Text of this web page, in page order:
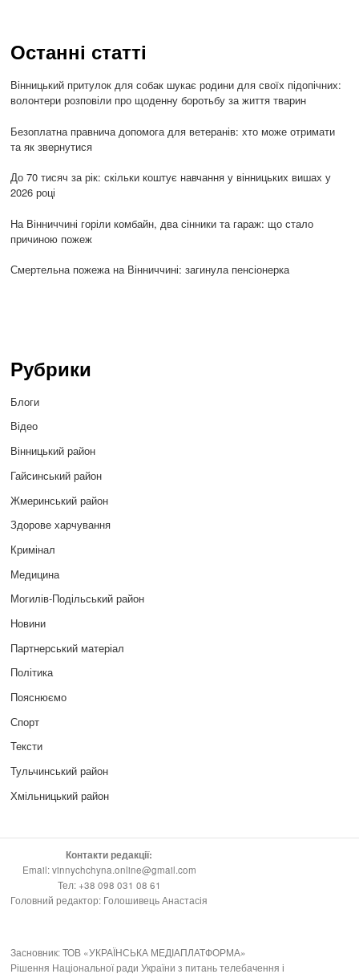
Останні статті
Вінницький притулок для собак шукає родини для своїх підопічних:
волонтери розповіли про щоденну боротьбу за життя тварин
Безоплатна правнича допомога для ветеранів: хто може отримати
та як звернутися
До 70 тисяч за рік: скільки коштує навчання у вінницьких вишах у
2026 році
На Вінниччині горіли комбайн, два сінники та гараж: що стало
причиною пожеж
Смертельна пожежа на Вінниччині: загинула пенсіонерка
Рубрики
Блоги
Відео
Вінницький район
Гайсинський район
Жмеринський район
Здорове харчування
Кримінал
Медицина
Могилів-Подільський район
Новини
Партнерський матеріал
Політика
Пояснюємо
Спорт
Тексти
Тульчинський район
Хмільницький район
Контакти редакції:
Email: vinnychchyna.online@gmail.com
Тел: +38 098 031 08 61
Головний редактор: Голошивець Анастасія
Засновник: ТОВ «УКРАЇНСЬКА МЕДІАПЛАТФОРМА»
Рішення Національної ради України з питань телебачення і